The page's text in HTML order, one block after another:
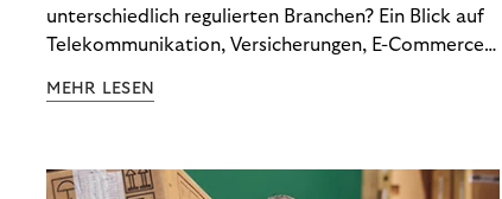
unterschiedlich regulierten Branchen? Ein Blick auf
Telekommunikation, Versicherungen, E-Commerce
wirksam reduzieren will, braucht keine
MEHR LESEN